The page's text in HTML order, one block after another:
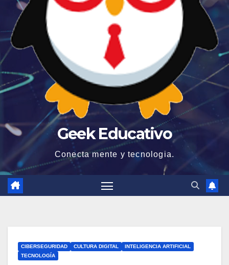
Geek Educativo
Conecta mente y tecnologia.
CIBERSEGURIDAD CULTURA DIGITAL
INTELIGENCIA ARTIFICIAL
TECNOLOGÍA